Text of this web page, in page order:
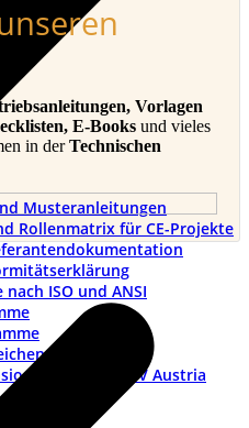
Musteranleitungen
Rollenmatrix für CE-Projekte
ISO und ANSI
TÜV Austria
Vorlagen
E-Books und vieles
in derTechnischen